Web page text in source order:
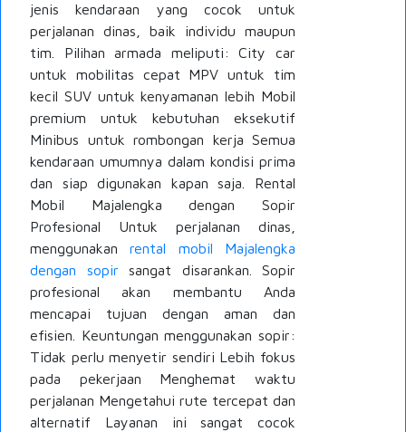
jenis kendaraan yang cocok untuk
perjalanan dinas, baik individu maupun
tim. Pilihan armada meliputi: City car
untuk mobilitas cepat MPV untuk tim
kecil SUV untuk kenyamanan lebih Mobil
premium untuk kebutuhan eksekutif
Minibus untuk rombongan kerja Semua
kendaraan umumnya dalam kondisi prima
dan siap digunakan kapan saja. Rental
Mobil Majalengka dengan Sopir
Profesional Untuk perjalanan dinas,
menggunakanrental mobil Majalengka
dengan sopir sangat disarankan. Sopir
profesional akan membantu Anda
mencapai tujuan dengan aman dan
efisien. Keuntungan menggunakan sopir:
Tidak perlu menyetir sendiri Lebih fokus
pada pekerjaan Menghemat waktu
perjalanan Mengetahui rute tercepat dan
alternatif Layanan ini sangat cocok